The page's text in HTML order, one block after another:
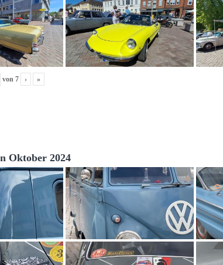
von 7 › »
Oktober 2024